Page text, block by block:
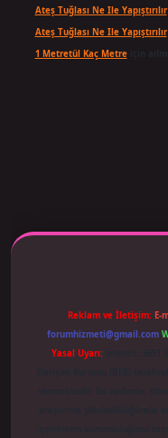
Ateş Tuğlası Ne Ile Yapıştırılır
Ateş Tuğlası Ne Ile Yapıştırılır
1 Metretül Kaç Metreiçin
Reklam ve İletişim: E-
forumhizmeti@gmail.com
Yasal Uyarı: